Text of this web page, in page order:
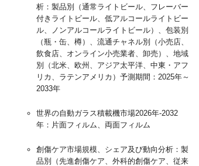
析：製品別（通常ライトビール、フレーバー
付きライトビール、低アルコールライトビー
ル、ノンアルコールライトビール）、包装別
（瓶・缶、樽）、流通チャネル別（小売店、
飲食店、オンライン小売業者、卸売）、地域
別（北米、欧州、アジア太平洋、中東・アフ
リカ、ラテンアメリカ）予測期間：2025年～
2033年
世界の自動ガラス積載機市場2026年-2032
年：片面フィルム、両面フィルム
創傷ケア市場規模、シェア及び動向分析：製
品別（先進創傷ケア、外科的創傷ケア、従来